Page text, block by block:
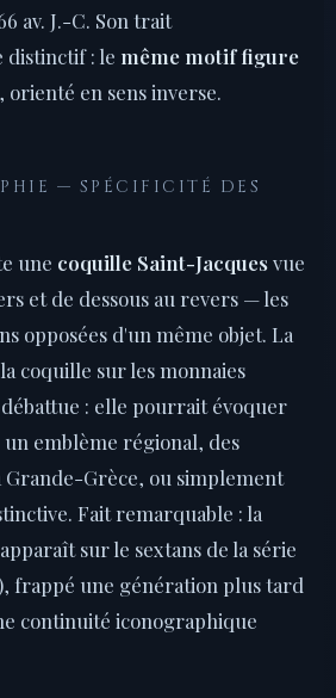
av. J.-C. Son trait
distinctif : le même motif figure
, orienté en sens inverse.
— SPÉCIFICITÉ DES
une coquille Saint-Jacquesvue
et de dessous au revers — les
opposées d'un même objet. La
coquille sur les monnaies
: elle pourrait évoquer
emblème régional, des
Grande-Grèce, ou simplement
Fait remarquable : la
sur le sextans de la série
frappé une génération plus tard
continuité iconographique